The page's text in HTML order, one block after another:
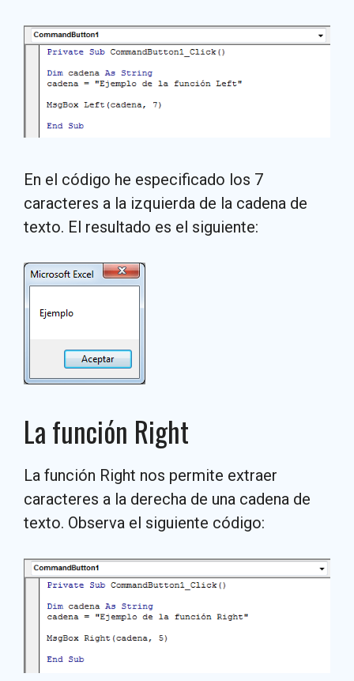
En el código he especificado los 7
caracteres a la izquierda de la cadena de
texto. El resultado es el siguiente:
La función Right
La función Right nos permite extraer
caracteres a la derecha de una cadena de
texto. Observa el siguiente código: